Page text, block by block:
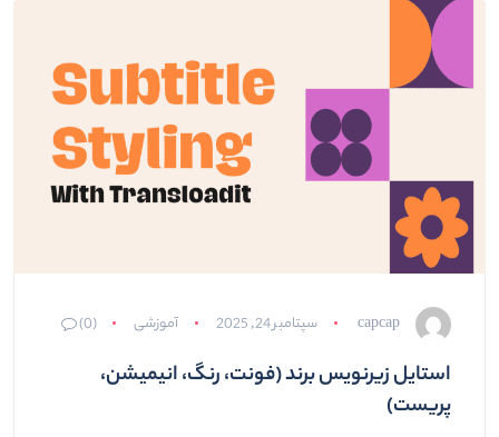
capcap سپتامبر 24, 2025 آموزشی (0)
استایل‌ زیرنویس برند (فونت، رنگ، انیمیشن،
پریست)